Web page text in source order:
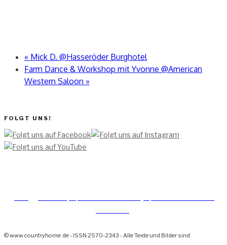
« Mick D. @Hasseröder Burghotel
Farm Dance & Workshop mit Yvonne @American
Western Saloon »
FOLGT UNS!
© www.countryhome.de - ISSN 2570-2343 - Alle Texte und Bilder sind